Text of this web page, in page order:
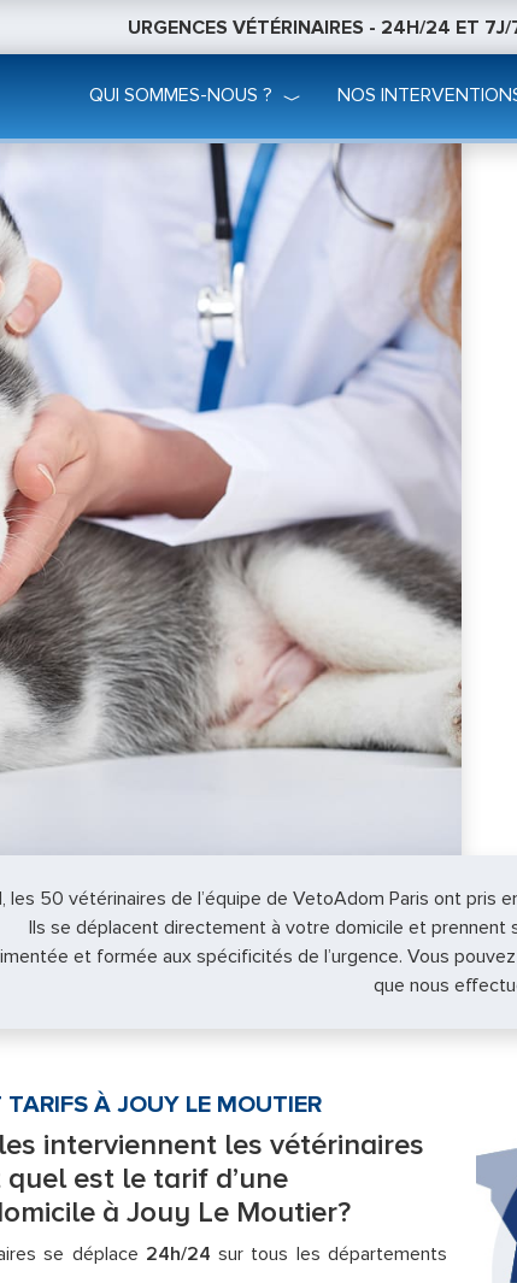
URGENCES VÉTÉRINAIRES - 24H/24 ET 7J/
QUI SOMMES-NOUS ? NOS
les 50 vétérinaires de l’équipe de VetoAdom Paris ont pris
Ils se déplacent directement à votre domicile et prennent
et formée aux spécificités de l’urgence. Vous
que nous
À JOUY LE MOUTIER
interviennent les vétérinaires
est le tarif d’une
à Jouy Le Moutier?
se déplace 24h/24 sur tous les départements